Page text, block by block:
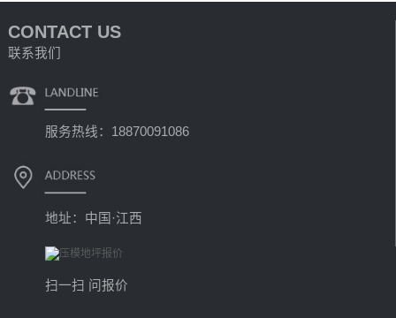
CONTACT US
联系我们
服务热线：18870091086
地址：中国·江西
扫一扫 问报价